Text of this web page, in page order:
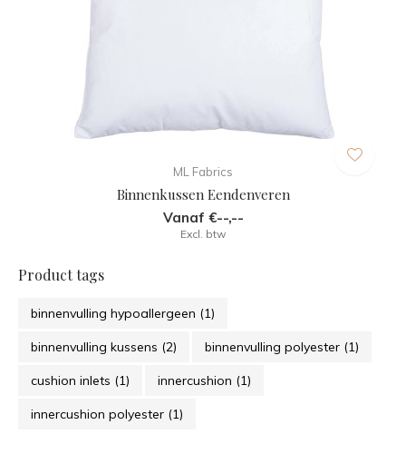
ML Fabrics
Binnenkussen Eendenveren
Vanaf €--,--
Excl. btw
Product tags
binnenvulling hypoallergeen (1)
binnenvulling kussens (2) binnenvulling polyester (1)
cushion inlets (1) innercushion (1)
innercushion polyester (1)